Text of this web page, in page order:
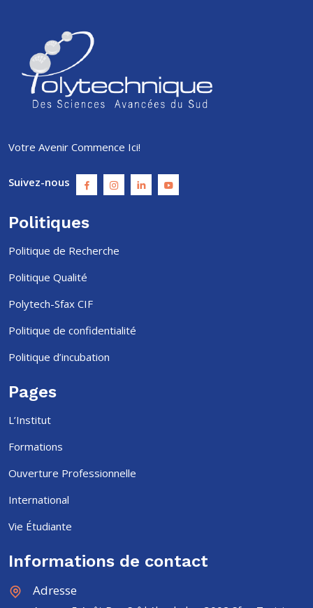
Votre Avenir Commence Ici!
Suivez-nous
Politiques
Politique de Recherche
Politique Qualité
Polytech-Sfax CIF
Politique de confidentialité
Politique d’incubation
Pages
L’Institut
Formations
Ouverture Professionnelle
International
Vie Étudiante
Informations de contact
Adresse